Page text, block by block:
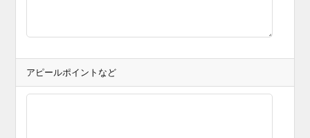
アピールポイントなど